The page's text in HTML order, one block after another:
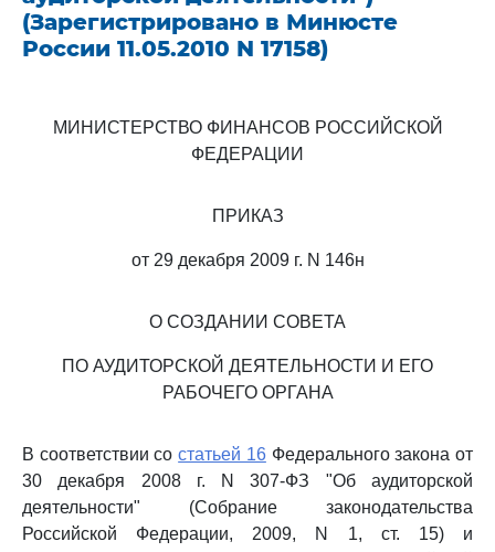
(Зарегистрировано в Минюсте
России 11.05.2010 N 17158)
МИНИСТЕРСТВО ФИНАНСОВ РОССИЙСКОЙ
ФЕДЕРАЦИИ
ПРИКАЗ
от 29 декабря 2009 г. N 146н
О СОЗДАНИИ СОВЕТА
ПО АУДИТОРСКОЙ ДЕЯТЕЛЬНОСТИ И ЕГО
РАБОЧЕГО ОРГАНА
В соответствии состатьей 16Федерального закона от
30 декабря 2008 г. N 307-ФЗ "Об аудиторской
деятельности" (Собрание законодательства
Российской Федерации, 2009, N 1, ст. 15) и